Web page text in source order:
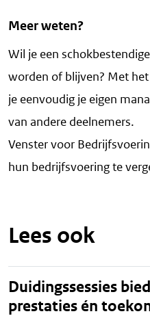
Meer weten?
Wil je een
worden of blijven? Met het
je eenvoudig je eigen
van andere deelnemers.
Venster voor
hun bedrijfsvoering te
Lees ook
Duidingssessies
prestaties én